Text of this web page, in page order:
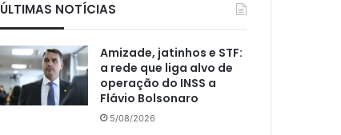
ÚLTIMAS NOTÍCIAS
Amizade, jatinhos e STF:
a rede que liga alvo de
operação do INSS a
Flávio Bolsonaro
5/08/2026